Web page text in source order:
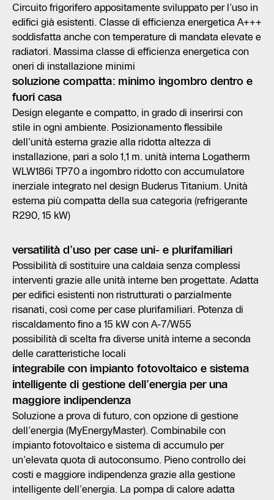
Circuito frigorifero appositamente sviluppato per l’uso in
edifici già esistenti. Classe di efficienza energetica A+++
soddisfatta anche con temperature di mandata elevate e
radiatori. Massima classe di efficienza energetica con
oneri di installazione minimi
soluzione compatta: minimo ingombro dentro e
fuori casa
Design elegante e compatto, in grado di inserirsi con
stile in ogni ambiente. Posizionamento flessibile
dell’unità esterna grazie alla ridotta altezza di
installazione, pari a solo 1,1 m. unità interna Logatherm
WLW186i TP70 a ingombro ridotto con accumulatore
inerziale integrato nel design Buderus Titanium. Unità
esterna più compatta della sua categoria (refrigerante
R290, 15 kW)
versatilità d’uso per case uni- e plurifamiliari
Possibilità di sostituire una caldaia senza complessi
interventi grazie alle unità interne ben progettate. Adatta
per edifici esistenti non ristrutturati o parzialmente
risanati, così come per case plurifamiliari. Potenza di
riscaldamento fino a 15 kW con A-7/W55
possibilità di scelta fra diverse unità interne a seconda
delle caratteristiche locali
integrabile con impianto fotovoltaico e sistema
intelligente di gestione dell’energia per una
maggiore indipendenza
Soluzione a prova di futuro, con opzione di gestione
dell’energia (MyEnergyMaster). Combinabile con
impianto fotovoltaico e sistema di accumulo per
un’elevata quota di autoconsumo. Pieno controllo dei
costi e maggiore indipendenza grazie alla gestione
intelligente dell’energia. La pompa di calore adatta